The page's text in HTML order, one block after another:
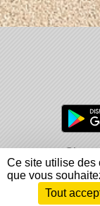
Informations
Envie de
Ce site utilise des
que vous
Tout